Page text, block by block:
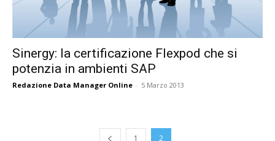
Sinergy: la certificazione Flexpod che si
potenzia in ambienti SAP
Redazione Data Manager Online - 5 Marzo 2013
1 2